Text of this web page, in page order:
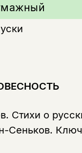
Стихи о
Сеньков.